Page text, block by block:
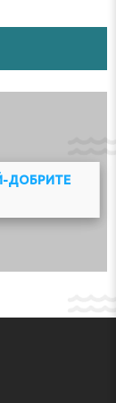
France
ДОБРИТЕ